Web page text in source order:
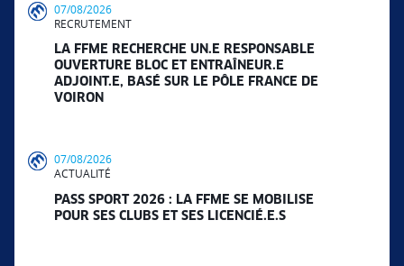
07/08/2026
RECRUTEMENT
LA FFME RECHERCHE UN.E RESPONSABLE
OUVERTURE BLOC ET ENTRAÎNEUR.E
ADJOINT.E, BASÉ SUR LE PÔLE FRANCE DE
VOIRON
07/08/2026
ACTUALITÉ
PASS SPORT 2026 : LA FFME SE MOBILISE
POUR SES CLUBS ET SES LICENCIÉ.E.S